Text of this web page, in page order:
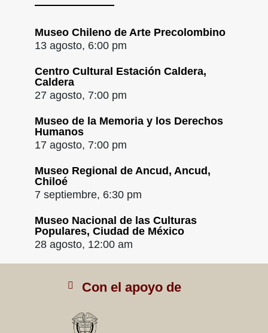
Museo Chileno de Arte Precolombino
13 agosto, 6:00 pm
Centro Cultural Estación Caldera,
Caldera
27 agosto, 7:00 pm
Museo de la Memoria y los Derechos
Humanos
17 agosto, 7:00 pm
Museo Regional de Ancud, Ancud,
Chiloé
7 septiembre, 6:30 pm
Museo Nacional de las Culturas
Populares, Ciudad de México
28 agosto, 12:00 am
Con el apoyo de